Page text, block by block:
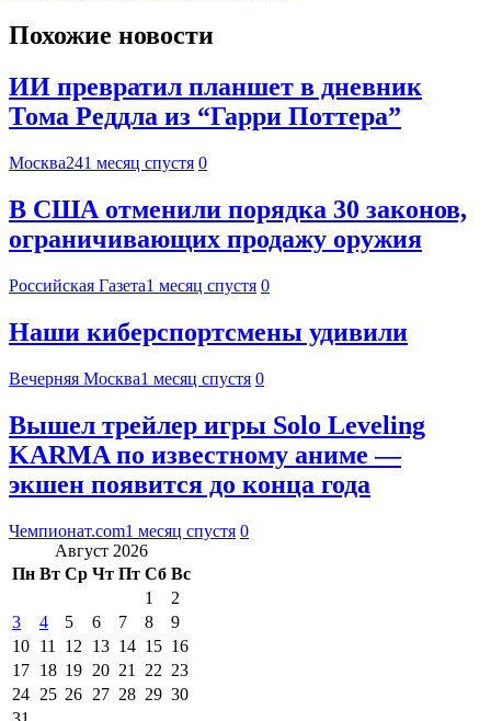
Похожие новости
ИИ превратил планшет в дневник
Тома Реддла из “Гарри Поттера”
Москва241 месяц спустя 0
В США отменили порядка 30 законов,
ограничивающих продажу оружия
Российская Газета1 месяц спустя 0
Наши киберспортсмены удивили
Вечерняя Москва1 месяц спустя 0
Вышел трейлер игры Solo Leveling
KARMA по известному аниме —
экшен появится до конца года
Чемпионат.com1 месяц спустя 0
Август 2026
Пн Вт Ср Чт Пт Сб Вс
1
2
3
4 5 6 7 8
9
10 11 12 13 14 15 16
17 18 19 20 21 22 23
24 25 26 27 28 29 30